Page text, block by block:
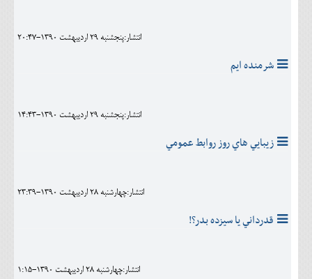
انتشار:پنجشنبه 29 ارديبهشت 1390-20:47
شرمنده ايم
انتشار:پنجشنبه 29 ارديبهشت 1390-14:43
زيبايي هاي روز روابط عمومي
انتشار:چهارشنبه 28 ارديبهشت 1390-23:39
قدرداني يا سيزده بدر؟!
انتشار:چهارشنبه 28 ارديبهشت 1390-1:15